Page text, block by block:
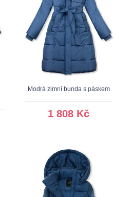
Modrá zimní bunda s páskem
1 808 Kč